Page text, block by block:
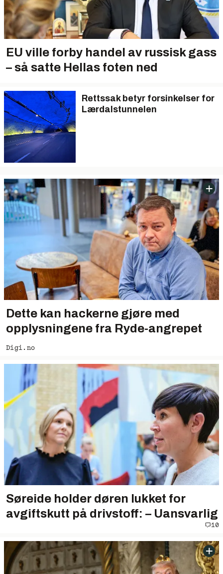
EU ville forby handel av russisk gass
– så satte Hellas foten ned
Rettssak betyr forsinkelser for
Lærdalstunnelen
Dette kan hackerne gjøre med
opplysningene fra Ryde-angrepet
Digi.no
Søreide holder døren lukket for
avgiftskutt på drivstoff: – Uansvarlig
10